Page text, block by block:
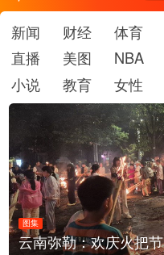
新闻 财经 体育
直播
美图 NBA
小说
教育 女性
图集
云南弥勒：欢庆火把节